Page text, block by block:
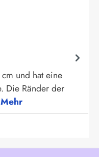
und hat eine
Die Ränder der
Mehr